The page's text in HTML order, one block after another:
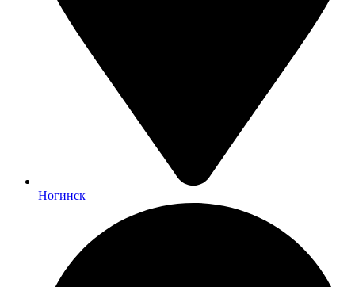
Ногинск